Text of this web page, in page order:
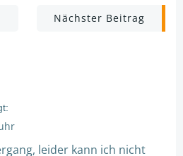
Post
Nächster Beitrag
leider kann ich nicht